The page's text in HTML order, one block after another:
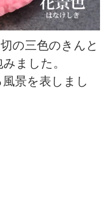
の三色のきんと
ました。
景を表しまし